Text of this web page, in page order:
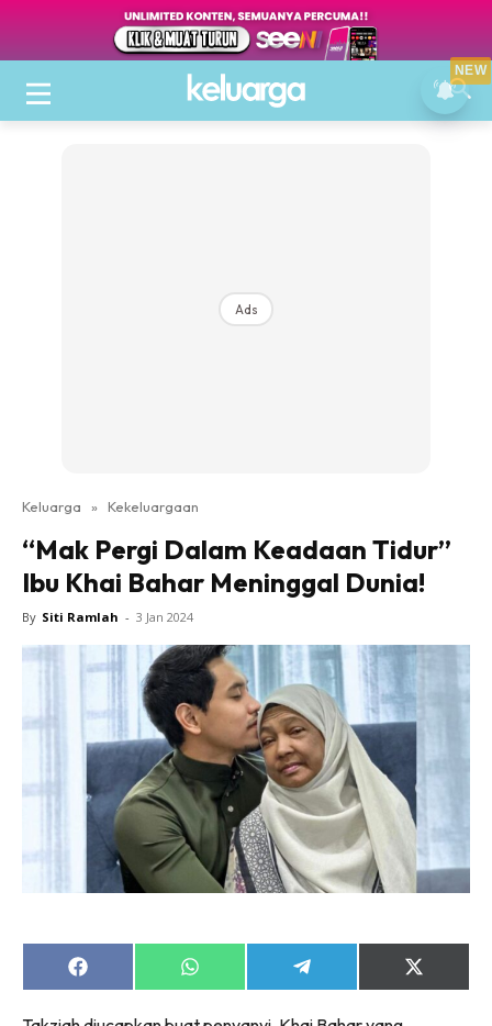
Ads
Keluarga » Kekeluargaan
“Mak Pergi Dalam Keadaan Tidur”
Ibu Khai Bahar Meninggal Dunia!
By Siti Ramlah - 3 Jan 2024
Share
on
Share
on
Share
on
Share
on
NEW